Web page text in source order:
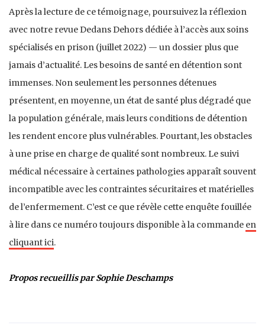
Après la lecture de ce témoignage, poursuivez la réflexion
avec notre revue Dedans Dehors dédiée à l’accès aux soins
spécialisés en prison (juillet 2022) — un dossier plus que
jamais d’actualité. Les besoins de santé en détention sont
immenses. Non seulement les personnes détenues
présentent, en moyenne, un état de santé plus dégradé que
la population générale, mais leurs conditions de détention
les rendent encore plus vulnérables. Pourtant, les obstacles
à une prise en charge de qualité sont nombreux. Le suivi
médical nécessaire à certaines pathologies apparaît souvent
incompatible avec les contraintes sécuritaires et matérielles
de l’enfermement. C’est ce que révèle cette enquête fouillée
à lire dans ce numéro toujours disponible à la commande en
cliquant ici.
Propos recueillis par Sophie Deschamps